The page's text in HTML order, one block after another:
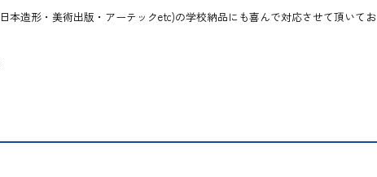
本造形・美術出版・アーテックetc)の学校納品にも喜んで対応させて頂いてお